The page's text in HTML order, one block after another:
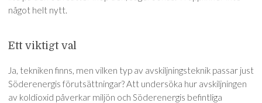
något helt nytt.
Ett viktigt val
Ja, tekniken finns, men vilken typ av avskiljningsteknik passar just
Söderenergis förutsättningar? Att undersöka hur avskiljningen
av koldioxid påverkar miljön och Söderenergis befintliga